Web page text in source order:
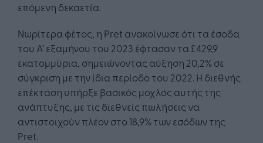
επόμενη δεκαετία.
Νωρίτερα φέτος, η Pret ανακοίνωσε ότι τα έσοδα
του Α’ εξαμήνου του 2023 έφτασαν τα £429,9
εκατομμύρια, σημειώνοντας αύξηση 20,2% σε
σύγκριση με την ίδια περίοδο του 2022. Η διεθνής
επέκταση υπήρξε βασικός μοχλός αυτής της
ανάπτυξης, με τις διεθνείς πωλήσεις να
αντιστοιχούν πλέον στο 18,9% των εσόδων της
Pret.